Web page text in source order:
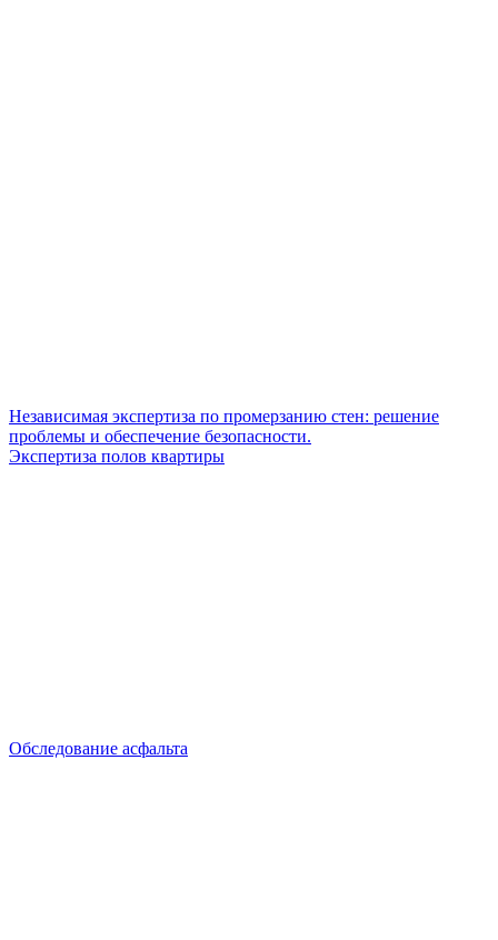
Независимая экспертиза по промерзанию стен: решение
проблемы и обеспечение безопасности.
Экспертиза полов квартиры
Обследование асфальта